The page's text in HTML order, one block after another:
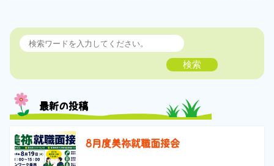
検索
最新の投稿
8月度美祢就職面接会